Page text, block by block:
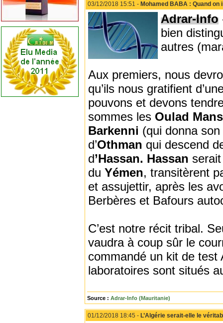
03/12/2018 15:51 - Mohamed BABA : Quand
Adrar-Info
bien
autres
Aux premiers, nous
qu’ils nous gratifient
pouvons et devons
sommes les Oulad
Barkenni (qui donna
d’Othman qui descend
d’Hassan. Hassan
du Yémen, transitèrent
et assujettir, après les
Berbères et Bafours
C’est notre récit tribal.
vaudra à coup sûr le
commandé un kit de test
laboratoires sont situés
Source : Adrar-Info (Mauritanie)
01/12/2018 18:45 - L’Algérie serait-elle le